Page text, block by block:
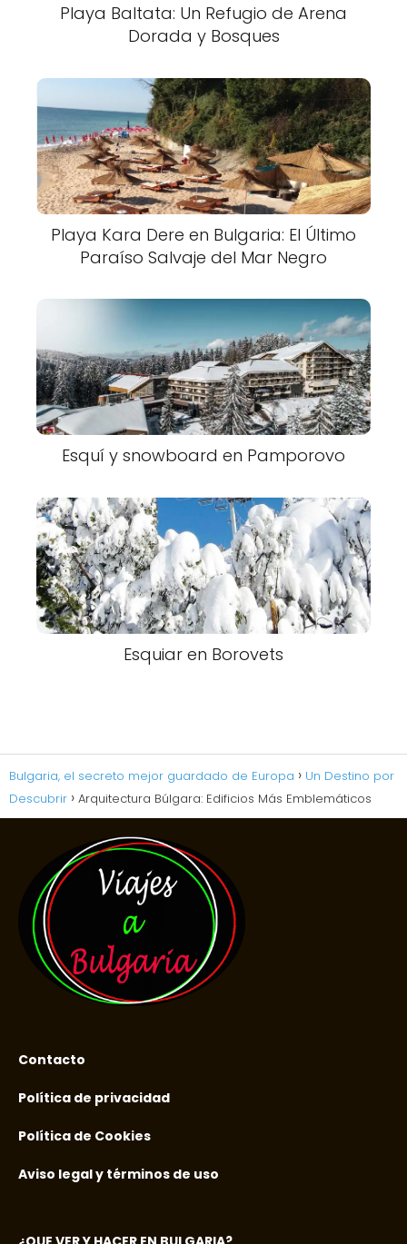
Playa Baltata: Un Refugio de Arena
Dorada y Bosques
Playa Kara Dere en Bulgaria: El Último
Paraíso Salvaje del Mar Negro
Esquí y snowboard en Pamporovo
Esquiar en Borovets
Bulgaria, el secreto mejor guardado de Europa
Un Destino por
Descubrir
Arquitectura Búlgara: Edificios Más Emblemáticos
Contacto
Política de privacidad
Política de Cookies
Aviso legal y términos de uso